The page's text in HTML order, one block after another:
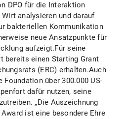
DPO für die Interaktion
analysieren und darauf
bakteriellen Kommunikation
neue Ansatzpunkte für
aufzeigt.Für seine
bereits einen Starting Grant
(ERC) erhalten.Auch
Foundation über 300.000 US-
dafür nutzen, seine
„Die Auszeichnung
ist eine besondere Ehre